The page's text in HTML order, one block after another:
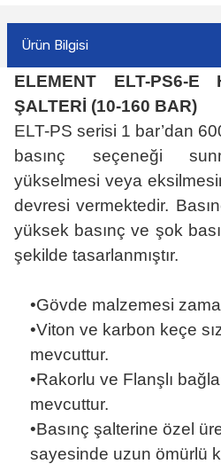
Ürün Bilgisi
ELEMENT ELT-PS6-E
ŞALTERİ (10-160 BAR)
ELT-PS serisi 1 bar’dan
basınç seçeneği
yükselmesi veya
devresi vermektedir.
yüksek basınç ve şok
şekilde tasarlanmıştır.
•Gövde malzemesi
•Viton ve karbon keçe
mevcuttur.
•Rakorlu ve Flanşlı
mevcuttur.
•Basınç şalterine özel
sayesinde uzun ömürlü